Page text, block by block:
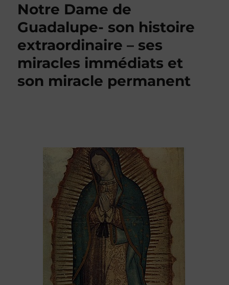
Notre Dame de
Guadalupe- son histoire
extraordinaire – ses
miracles immédiats et
son miracle permanent